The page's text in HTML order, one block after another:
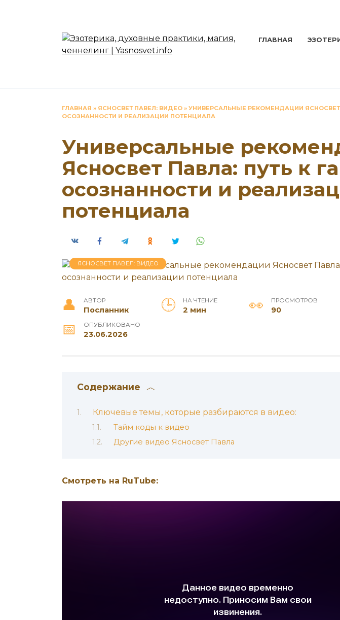
ГЛАВНАЯ
ГЛАВНАЯ » ЯСНОСВЕТ ПАВЕЛ: ВИДЕО » УНИВЕРСАЛЬНЫЕ РЕКОМЕНДАЦИИ ЯСНОСВЕТ
ОСОЗНАННОСТИ И РЕАЛИЗАЦИИ ПОТЕНЦИАЛА
Универсальные
Ясносвет Павла: путь к
осознанности и
потенциала
ЯСНОСВЕТ ПАВЕЛ: ВИДЕО
АВТОР
Посланник
НА ЧТЕНИЕ
2 мин
ПРОСМОТРОВ
90
ОПУБЛИКОВАНО
23.06.2026
Содержание
Ключевые темы, которые разбираются в видео:
Тайм коды к видео
Другие видео Ясносвет Павла
Смотреть на RuTube: